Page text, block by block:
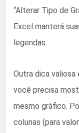
“Alterar Tipo de
Excel manterá
legendas.
Outra dica valiosa
você precisa
mesmo gráfico.
colunas (para